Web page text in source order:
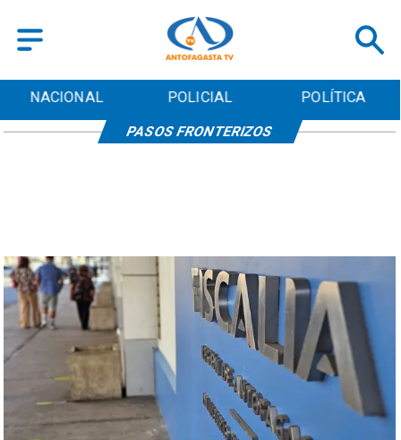
NACIONAL POLICIAL POLÍTICA
PASOS FRONTERIZOS